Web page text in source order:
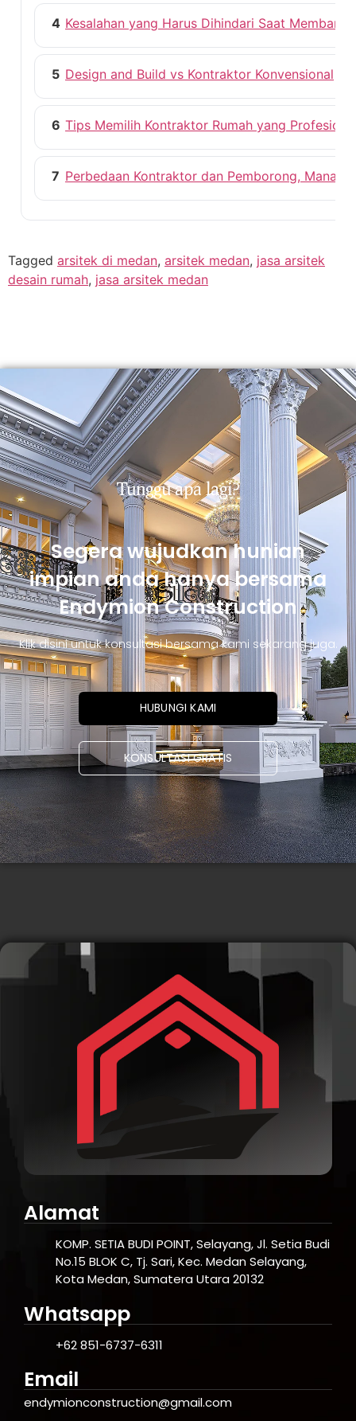
4 Kesalahan yang Harus Dihindari Saat
5 Design and Build vs Kontraktor Konvensional
6 Tips Memilih Kontraktor Rumah yang
7 Perbedaan Kontraktor dan Pemborong, Mana
Tagged arsitek di medan, arsitek medan, jasa arsitek
desain rumah, jasa arsitek medan
Tunggu apa lagi?
Segera wujudkan hunian
impian anda hanya bersama
Endymion Construction
Klik disini untuk konsultasi bersama kami sekarang juga.
HUBUNGI KAMI
KONSULTASI GRATIS
Alamat
KOMP. SETIA BUDI POINT, Selayang, Jl. Setia Budi
No.15 BLOK C, Tj. Sari, Kec. Medan Selayang,
Kota Medan, Sumatera Utara 20132
Whatsapp
+62 851-6737-6311
Email
endymionconstruction@gmail.com